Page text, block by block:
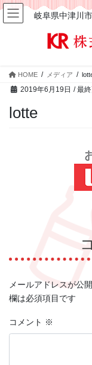
岐阜県中津川
HOME メディア
2019年6月19日 / 最
lotte
メールアドレスが公
欄は必須項目です
コメント ※